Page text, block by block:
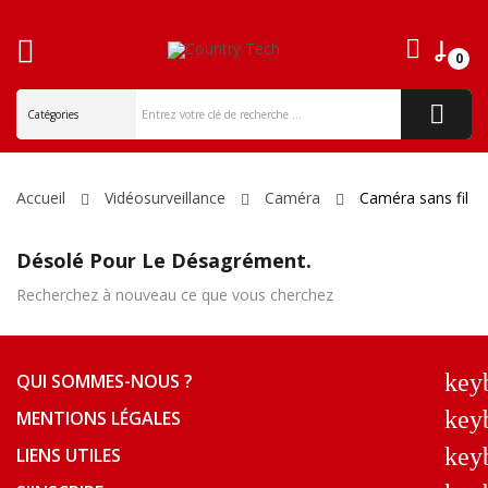
0
Accueil Vidéosurveillance Caméra Caméra sans fil
Désolé Pour Le Désagrément.
Recherchez à nouveau ce que vous cherchez
QUI SOMMES-NOUS ?
MENTIONS LÉGALES
LIENS UTILES